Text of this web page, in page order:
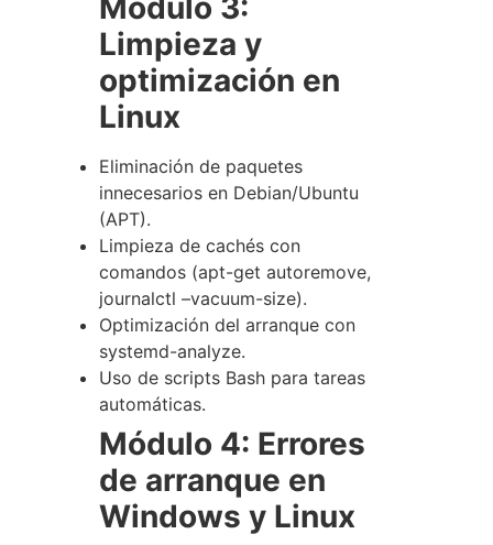
Limpieza y
optimización en
Linux
Eliminación de paquetes
innecesarios en Debian/Ubuntu
(APT).
Limpieza de cachés con
comandos (apt-get autoremove,
journalctl –vacuum-size).
Optimización del arranque con
systemd-analyze.
Uso de scripts Bash para tareas
automáticas.
Módulo 4: Errores
de arranque en
Windows y Linux